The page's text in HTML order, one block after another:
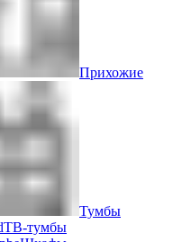
Прихожие
Тумбы
ТВ-тумбы